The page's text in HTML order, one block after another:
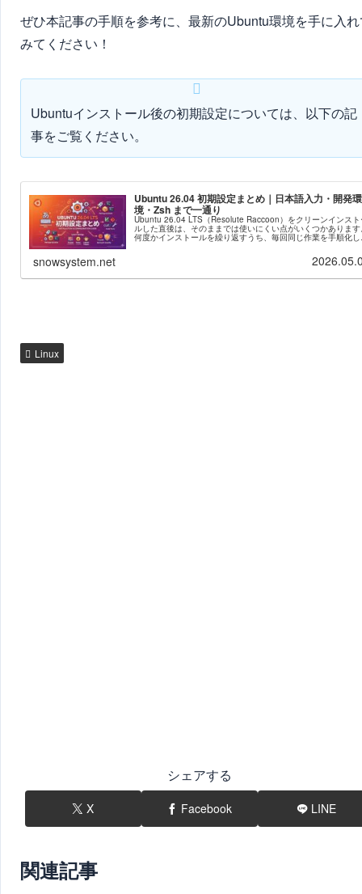
ぜひ本記事の手順を参考に、最新のUbuntu環境を手に入
みてください！
Ubuntuインストール後の初期設定については、以下の記
事をご覧ください。
Ubuntu 26.04 初期設定まとめ｜日本語入力・開発環
境・Zsh まで一通り
Ubuntu 26.04 LTS（Resolute Raccoon）をクリーンインスト
ルした直後は、そのままでは使いにくい点がいくつかあります
何度かインストールを繰り返すうち、毎回同じ作業を手順化し
おきたいと思うようになりました。この...
snowsystem.net
Linux
シェアする
X Facebook LINE
関連記事